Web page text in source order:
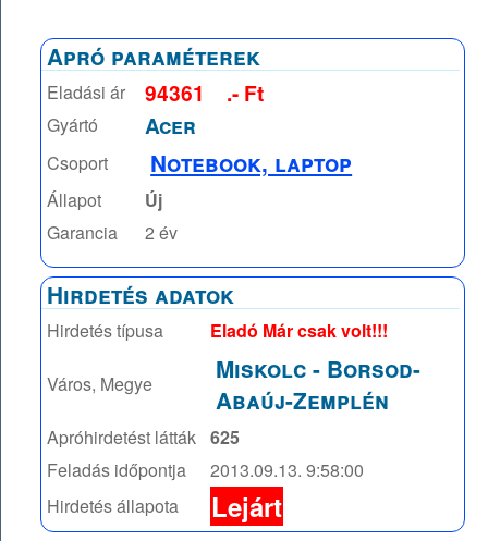
Apró paraméterek
Eladási ár 94361 .- Ft
Gyártó Acer
Csoport Notebook, laptop
Állapot
Új
Garancia
2 év
Hirdetés adatok
Hirdetés típusa Eladó Már csak volt!!!
Város, Megye Miskolc- Borsod-
Abaúj-Zemplén
Apróhirdetést látták 625
Feladás időpontja
2013.09.13. 9:58:00
Hirdetés állapota
Lejárt